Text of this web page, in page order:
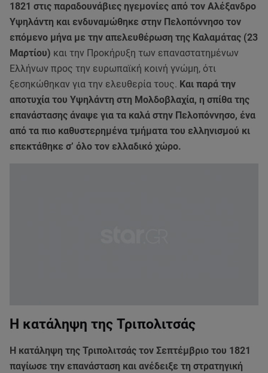
1821 στις παραδουνάβιες ηγεμονίες από τον Αλέξανδρο
Υψηλάντη και ενδυναμώθηκε στην Πελοπόννησο τον
επόμενο μήνα με την απελευθέρωση της Καλαμάτας (23
Μαρτίου) και την Προκήρυξη των επαναστατημένων
Ελλήνων προς την ευρωπαϊκή κοινή γνώμη, ότι
ξεσηκώθηκαν για την ελευθερία τους. Και παρά την
αποτυχία του Υψηλάντη στη Μολδοβλαχία, η σπίθα της
επανάστασης άναψε για τα καλά στην Πελοπόννησο, ένα
από τα πιο καθυστερημένα τμήματα του ελληνισμού κι
επεκτάθηκε σ’ όλο τον ελλαδικό χώρο.
Η κατάληψη της Τριπολιτσάς
Η κατάληψη της Τριπολιτσάς τον Σεπτέμβριο του 1821
παγίωσε την επανάσταση και ανέδειξε τη στρατηγική